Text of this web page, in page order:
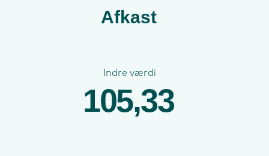
Afkast
Indre værdi
105,33